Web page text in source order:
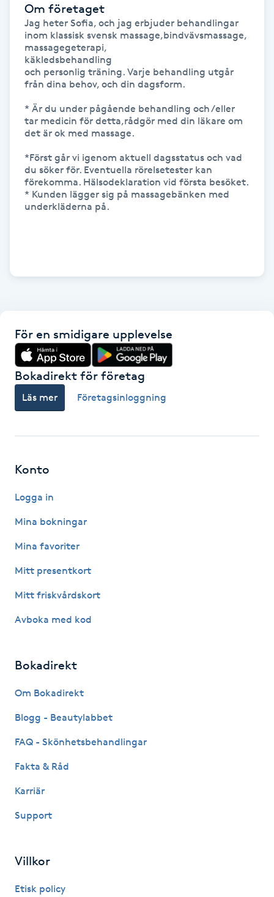
Fransförlängning Megavolym
Fransförlängning Volym
Fransk manikyr
Fransrengöring
Frekvensterapi
Friskvård
Föning
G
Gel naglar
Gravidmassage
Gruppträning
H
Hatha Yoga
Healing
Om företaget
Jag heter Sofia, och jag erbjuder behandlingar
inom klassisk svensk massage,bindvävsmassage,
massagegeterapi,
käkledsbehandling
och personlig träning. Varje behandling utgår
från dina behov, och din dagsform.
* Är du under pågående behandling och /eller
tar medicin för detta,rådgör med din läkare om
det är ok med massage.
*Först går vi igenom aktuell dagsstatus och vad
du söker för. Eventuella rörelsetester kan
förekomma. Hälsodeklaration vid första besöket.
* Kunden lägger sig på massagebänken med
underkläderna på.
För en smidigare upplevelse
Bokadirekt för företag
Läs mer Företagsinloggning
Konto
Logga in
Mina bokningar
Mina favoriter
Mitt presentkort
Mitt friskvårdskort
Avboka med kod
Bokadirekt
Om Bokadirekt
Blogg - Beautylabbet
FAQ - Skönhetsbehandlingar
Fakta & Råd
Karriär
Support
Villkor
Etisk policy